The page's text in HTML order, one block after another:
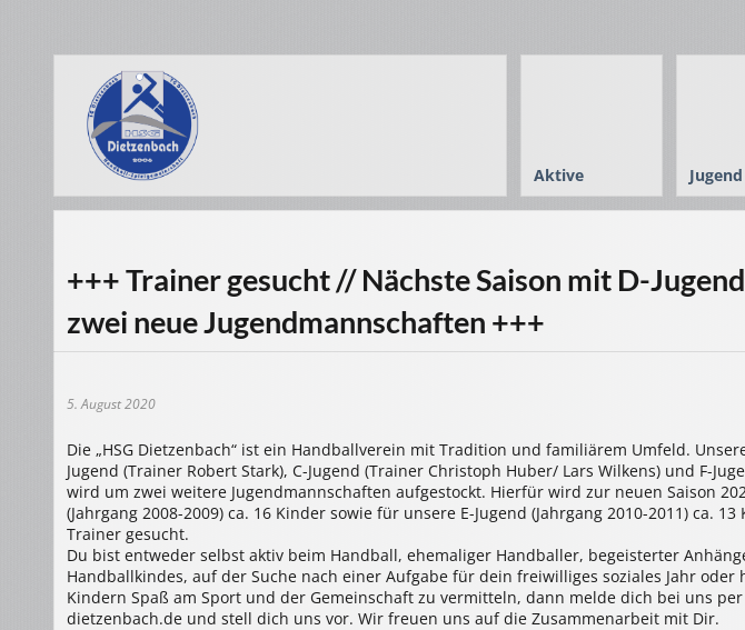
Aktive Jugend
+++ Trainer gesucht // Nächste Saison mit D-
zwei neue Jugendmannschaften +++
5. August 2020
Die „HSG Dietzenbach“ ist ein Handballverein mit Tradition und familiärem Umfeld.
Jugend (Trainer Robert Stark), C-Jugend (Trainer Christoph Huber/ Lars Wilkens) und F-
wird um zwei weitere Jugendmannschaften aufgestockt. Hierfür wird zur neuen Saison
(Jahrgang 2008-2009) ca. 16 Kinder sowie für unsere E-Jugend (Jahrgang 2010-2011) ca.
Trainer gesucht.
Du bist entweder selbst aktiv beim Handball, ehemaliger Handballer, begeisterter
Handballkindes, auf der Suche nach einer Aufgabe für dein freiwilliges soziales Jahr oder
Kindern Spaß am Sport und der Gemeinschaft zu vermitteln, dann melde dich bei uns per
dietzenbach.de und stell dich uns vor. Wir freuen uns auf die Zusammenarbeit mit Dir.